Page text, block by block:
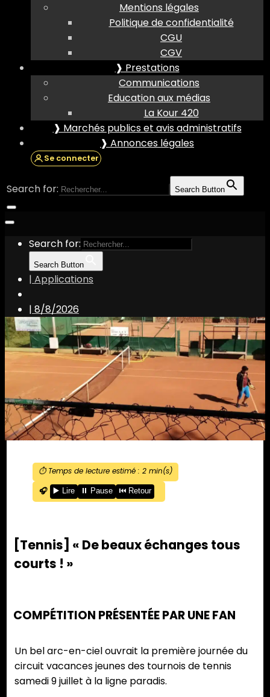
Mentions légales
Politique de confidentialité
CGU
CGV
❱ Prestations
Communications
Education aux médias
La Kour 420
❱ Marchés publics et avis administratifs
❱ Annonces légales
Se connecter
Search for: Search Button
Search for:
Search Button
| Applications
| 8/8/2026
⏱️ Temps de lecture estimé : 2min(s)
🎧
▶️ Lire ⏸️ Pause ⏮️ Retour
[Tennis] « De beaux échanges tous
courts ! »
COMPÉTITION PRÉSENTÉE PAR UNE FAN
Un bel arc-en-ciel ouvrait la première journée du
circuit vacances jeunes des tournois de tennis
samedi 9 juillet à la ligne paradis.